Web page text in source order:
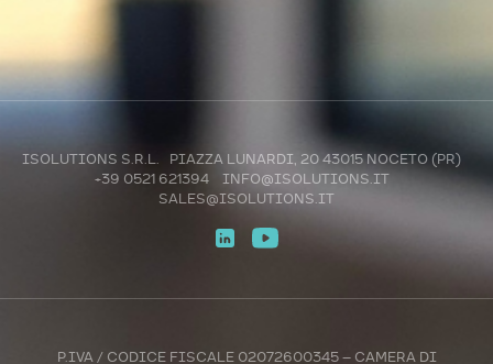
ISOLUTIONS S.R.L. PIAZZA LUNARDI, 20 43015 NOCETO (PR)
+39 0521 621394
INFO@ISOLUTIONS.IT
SALES@ISOLUTIONS.IT
P.IVA / CODICE FISCALE 02072600345 – CAMERA DI